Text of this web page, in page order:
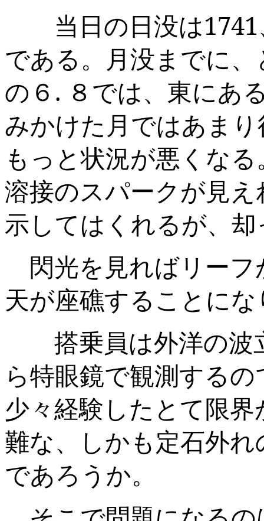
当日の日没は1741
である。月没までに
の６ . ８では、東にあ
みかけた月ではあま
もっと状況が悪くな
溶接のスパークが見
示してはくれるが、
閃光を見ればリーフ
天が座礁することに
搭乗員は外洋の波
ら特眼鏡で観測する
少々経験したとて限
難な、しかも定石外
であろうか。